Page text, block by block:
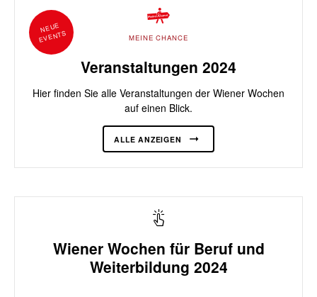
MEINE CHANCE
Veranstaltungen 2024
Hier finden Sie alle Veranstaltungen der Wiener Wochen
auf einen Blick.
ALLE ANZEIGEN
NEUE
EVENTS
Wiener Wochen für Beruf und
Weiterbildung 2024